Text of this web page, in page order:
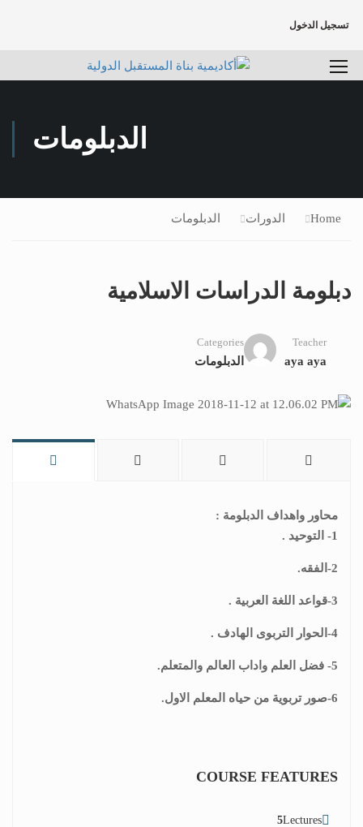
تسجيل الدخول
الدبلومات
Home الدورات الدبلومات
دبلومة الدراسات الاسلامية
Teacher
aya aya
Categories
الدبلومات
محاور واهداف الدبلومة :
1- التوحيد .
2-الفقه.
3-قواعد اللغة العربية .
4-الحوار التربوى الهادف .
5- فضل العلم واداب العالم والمتعلم.
6-صور تربوية من حياه المعلم الاول.
COURSE FEATURES
Lectures
5